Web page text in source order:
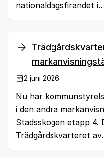
nationaldagsfirandet i…
2 juni 2026
Nu har
i den andra
Stadsskogen etapp
Trädgårdskvarteret